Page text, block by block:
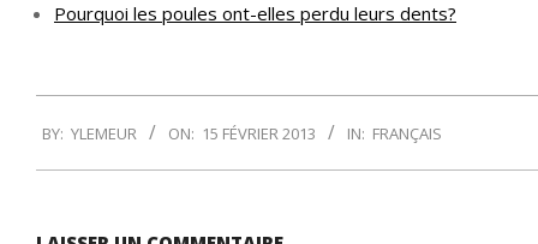
Pourquoi les poules ont-elles perdu leurs dents?
02-
15
BY: YLEMEUR ON: 15 FÉVRIER 2013 IN: FRANÇAIS